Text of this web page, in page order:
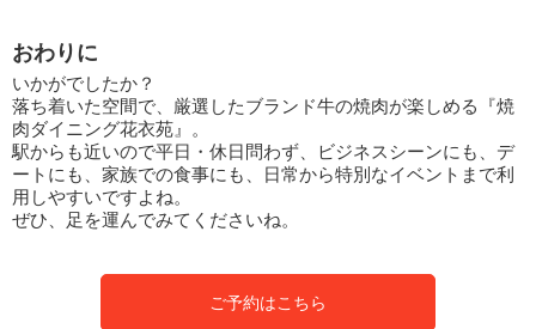
おわりに
いかがでしたか？
落ち着いた空間で、厳選したブランド牛の焼肉が楽しめる『焼
肉ダイニング花衣苑』。
駅からも近いので平日・休日問わず、ビジネスシーンにも、デ
ートにも、家族での食事にも、日常から特別なイベントまで利
用しやすいですよね。
ぜひ、足を運んでみてくださいね。
ご予約はこちら